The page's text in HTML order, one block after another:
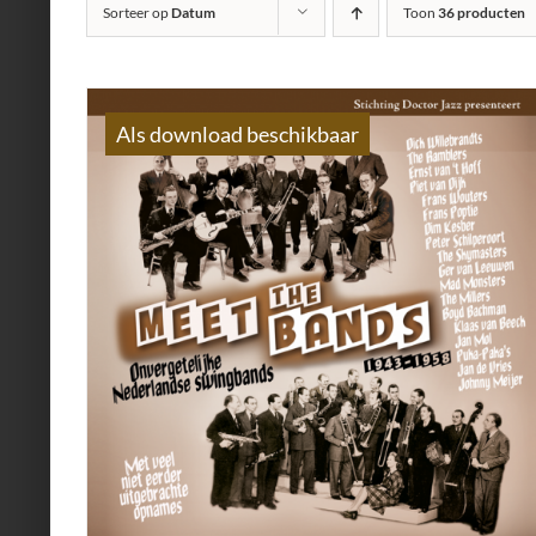
Sorteer opDatum Toon 36 producten
Als download beschikbaar